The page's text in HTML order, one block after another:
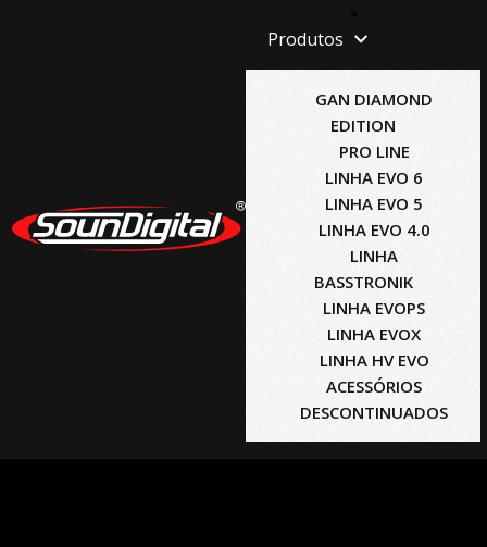
Produtos
GAN DIAMOND
EDITION
PRO LINE
LINHA EVO 6
LINHA EVO 5
LINHA EVO 4.0
LINHA
BASSTRONIK
LINHA EVOPS
LINHA EVOX
LINHA HV EVO
ACESSÓRIOS
DESCONTINUADOS